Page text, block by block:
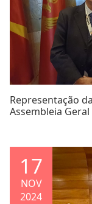
Representação
Assembleia Geral
17
NOV
2024